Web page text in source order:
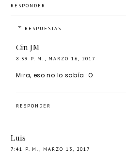
RESPONDER
RESPUESTAS
Cin JM
8:39 P. M., MARZO 16, 2017
Mira, eso no lo sabía :O
RESPONDER
Luis
7:41 P. M., MARZO 13, 2017